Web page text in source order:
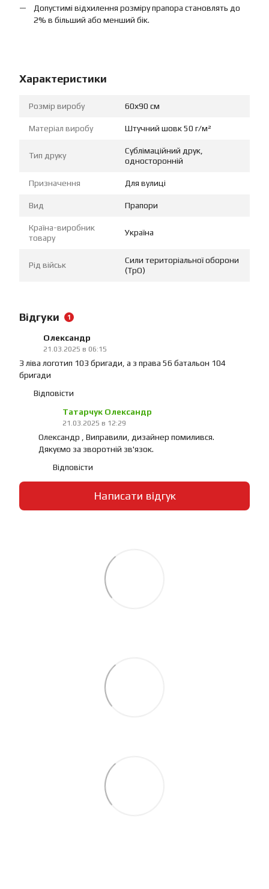
Допустимі відхилення розміру прапора становлять до
2% в більший або менший бік.
Характеристики
Розмір виробу 60х90 см
Матеріал виробу Штучний шовк 50 г/м²
Тип друку
Сублімаційний друк,
односторонній
Призначення Для вулиці
Вид Прапори
Країна-виробник
товару
Україна
Рід військ
Сили територіальної оборони
(ТрО)
Відгуки 1
Олександр
21.03.2025 в 06:15
З ліва логотип 103 бригади, а з права 56 батальон 104
бригади
Відповісти
Татарчук Олександр
21.03.2025 в 12:29
Олександр , Виправили, дизайнер помилився.
Дякуємо за зворотній зв'язок.
Відповісти
Написати відгук